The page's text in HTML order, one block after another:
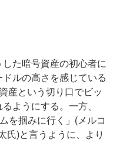
た暗号資産の初心者に
ルの高さを感じている
産という切り口でビッ
ようにする。一方、
を掴みに行く」(メルコ
氏)と言うように、より